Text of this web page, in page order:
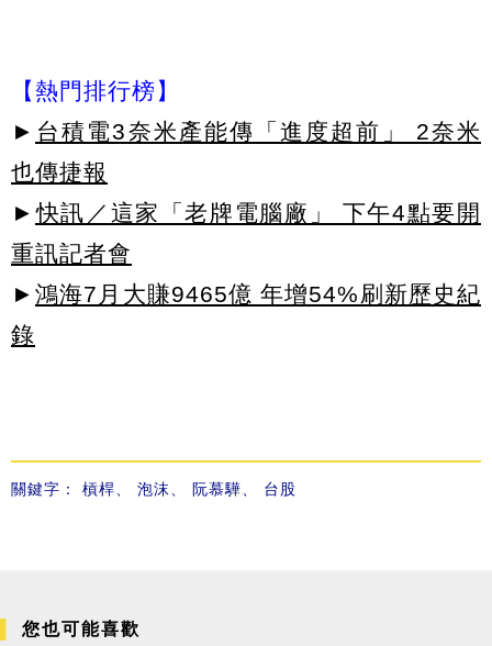
【熱門排行榜】
► 台積電3奈米產能傳「進度超前」 2奈米
也傳捷報
► 快訊／這家「老牌電腦廠」 下午4點要開
重訊記者會
► 鴻海7月大賺9465億 年增54%刷新歷史紀
錄
關鍵字： 槓桿 泡沫 阮慕驊 台股
您也可能喜歡